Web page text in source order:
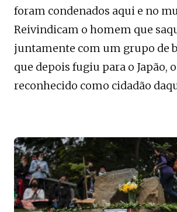
foram condenados aqui e no
Reivindicam o homem que
juntamente com um grupo de
que depois fugiu para o Japão,
reconhecido como cidadão